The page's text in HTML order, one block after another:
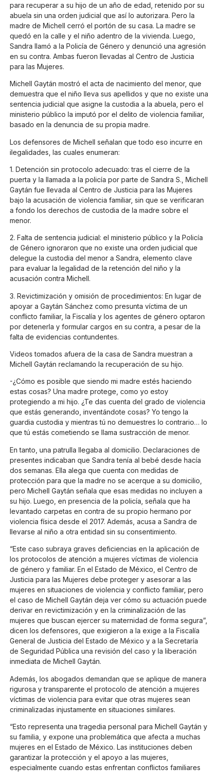
para recuperar a su hijo de un año de edad, retenido por su
abuela sin una orden judicial que así lo autorizara. Pero la
madre de Michell cerró el portón de su casa. La madre se
quedó en la calle y el niño adentro de la vivienda. Luego,
Sandra llamó a la Policía de Género y denunció una agresión
en su contra. Ambas fueron llevadas al Centro de Justicia
para las Mujeres.
Michell Gaytán mostró el acta de nacimiento del menor, que
demuestra que el niño lleva sus apellidos y que no existe una
sentencia judicial que asigne la custodia a la abuela, pero el
ministerio público la imputó por el delito de violencia familiar,
basado en la denuncia de su propia madre.
Los defensores de Michell señalan que todo eso incurre en
ilegalidades, las cuales enumeran:
1. Detención sin protocolo adecuado: tras el cierre de la
puerta y la llamada a la policía por parte de Sandra S., Michell
Gaytán fue llevada al Centro de Justicia para las Mujeres
bajo la acusación de violencia familiar, sin que se verificaran
a fondo los derechos de custodia de la madre sobre el
menor.
2. Falta de sentencia judicial: el ministerio público y la Policía
de Género ignoraron que no existe una orden judicial que
delegue la custodia del menor a Sandra, elemento clave
para evaluar la legalidad de la retención del niño y la
acusación contra Michell.
3. Revictimización y omisión de procedimientos: En lugar de
apoyar a Gaytán Sánchez como presunta víctima de un
conflicto familiar, la Fiscalía y los agentes de género optaron
por detenerla y formular cargos en su contra, a pesar de la
falta de evidencias contundentes.
Videos tomados afuera de la casa de Sandra muestran a
Michell Gaytán reclamando la recuperación de su hijo.
-¿Cómo es posible que siendo mi madre estés haciendo
estas cosas? Una madre protege, como yo estoy
protegiendo a mi hijo. ¿Te das cuenta del grado de violencia
que estás generando, inventándote cosas? Yo tengo la
guardia custodia y mientras tú no demuestres lo contrario… lo
que tú estás cometiendo se llama sustracción de menor.
En tanto, una patrulla llegaba al domicilio. Declaraciones de
presentes indicaban que Sandra tenía al bebé desde hacía
dos semanas. Ella alega que cuenta con medidas de
protección para que la madre no se acerque a su domicilio,
pero Michell Gaytán señala que esas medidas no incluyen a
su hijo. Luego, en presencia de la policía, señala que ha
levantado carpetas en contra de su propio hermano por
violencia física desde el 2017. Además, acusa a Sandra de
llevarse al niño a otra entidad sin su consentimiento.
“Este caso subraya graves deficiencias en la aplicación de
los protocolos de atención a mujeres víctimas de violencia
de género y familiar. En el Estado de México, el Centro de
Justicia para las Mujeres debe proteger y asesorar a las
mujeres en situaciones de violencia y conflicto familiar, pero
el caso de Michell Gaytán deja ver cómo su actuación puede
derivar en revictimización y en la criminalización de las
mujeres que buscan ejercer su maternidad de forma segura”,
dicen los defensores, que exigieron a la exige a la Fiscalía
General de Justicia del Estado de México y a la Secretaría
de Seguridad Pública una revisión del caso y la liberación
inmediata de Michell Gaytán.
Además, los abogados demandan que se aplique de manera
rigurosa y transparente el protocolo de atención a mujeres
víctimas de violencia para evitar que otras mujeres sean
criminalizadas injustamente en situaciones similares.
“Esto representa una tragedia personal para Michell Gaytán y
su familia, y expone una problemática que afecta a muchas
mujeres en el Estado de México. Las instituciones deben
garantizar la protección y el apoyo a las mujeres,
especialmente cuando estas enfrentan conflictos familiares